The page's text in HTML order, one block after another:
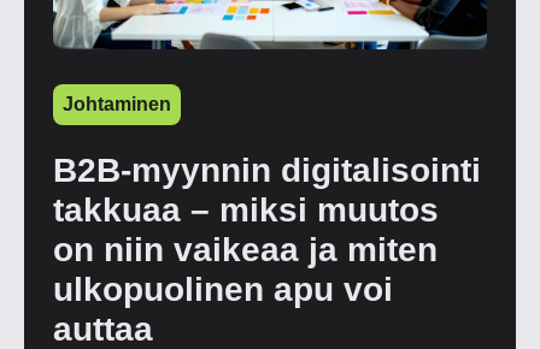
Johtaminen
B2B-myynnin digitalisointi
takkuaa – miksi muutos
on niin vaikeaa ja miten
ulkopuolinen apu voi
auttaa